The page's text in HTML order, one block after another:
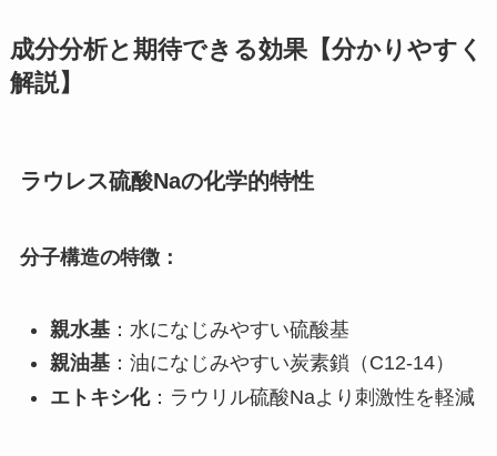
成分分析と期待できる効果【分かりやすく
解説】
ラウレス硫酸Naの化学的特性
分子構造の特徴：
親水基：水になじみやすい硫酸基
親油基：油になじみやすい炭素鎖（C12-14）
エトキシ化：ラウリル硫酸Naより刺激性を軽減